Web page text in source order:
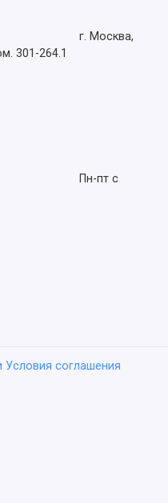
г. Москва,
301-264.1
Пн-пт с
Условия соглашения